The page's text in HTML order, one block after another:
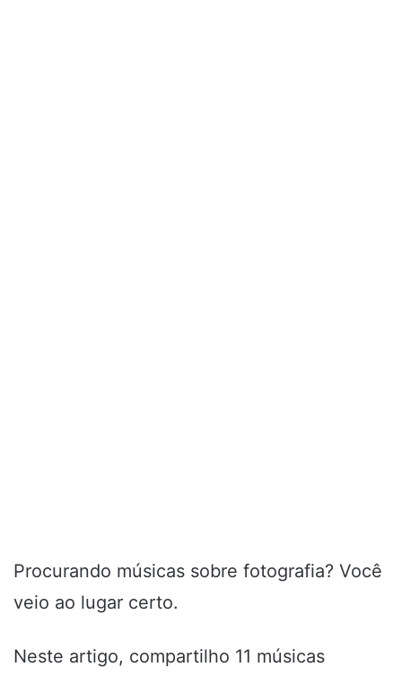
Procurando músicas sobre fotografia? Você
veio ao lugar certo.
Neste artigo, compartilho 11 músicas